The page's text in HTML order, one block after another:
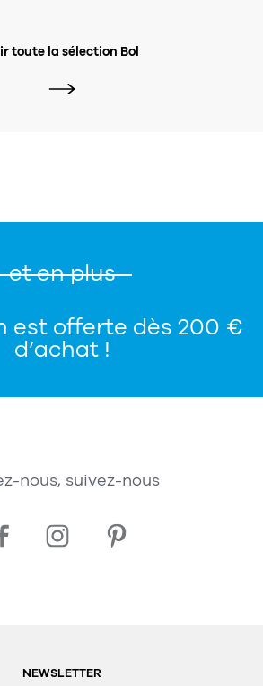
toute la sélection Bol
et en plus
est offerte dès 200 €
d’achat !
nous, suivez-nous
NEWSLETTER